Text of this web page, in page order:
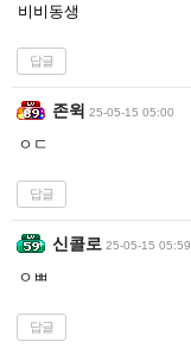
비비동생
답글
존윅 25-05-15 05:00
ㅇㄷ
답글
신콜로 25-05-15 05:59
ㅇㅃ
답글